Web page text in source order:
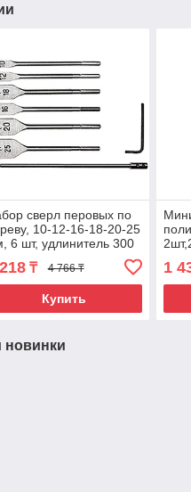
сверл перовых по
10-12-16-18-20-25
6 шт, удлинитель 300
Matrix
₸ 4 766 ₸
Купить
1
новинки